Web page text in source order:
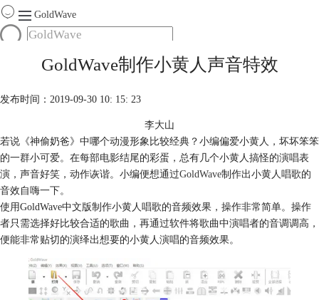
GoldWave
购买
GoldWave制作小黄人声音特效
发布时间：2019-09-30 10: 15: 23
李大山
若说《神偷奶爸》中哪个动漫形象比较经典？小编偏爱小黄人，坏坏笨笨
的一群小可爱。在每部电影结尾的彩蛋，总有几个小黄人搞怪的演唱表
演，声音好笑，动作诙谐。小编便想通过GoldWave制作出小黄人唱歌的
音效自嗨一下。
使用GoldWave中文版制作小黄人唱歌的音频效果，操作非常简单。操作
者只需选择好比较合适的歌曲，再通过软件将歌曲中演唱者的音调调高，
便能非常贴切的演绎出想要的小黄人演唱的音频效果。